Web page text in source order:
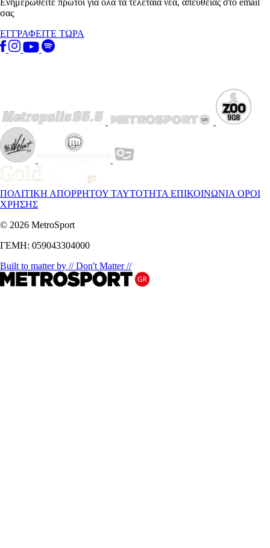
Ενημερωθείτε πρώτοι για όλα τα τελεταία νέα, απευθείας στο email
σας
ΕΓΓΡΑΦΕΙΤΕ ΤΩΡΑ
ΠΟΛΙΤΙΚΗ ΑΠΟΡΡΗΤΟΥ ΤΑΥΤΟΤΗΤΑ ΕΠΙΚΟΙΝΩΝΙΑ ΟΡΟΙ
ΧΡΗΣΗΣ
© 2026 MetroSport
ΓΕΜΗ: 059043304000
Built to matter by // Don't Matter //